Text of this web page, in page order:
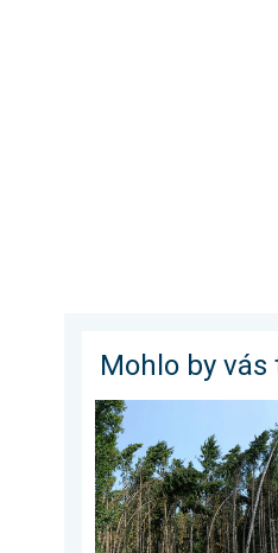
Mohlo by
Novoborsko